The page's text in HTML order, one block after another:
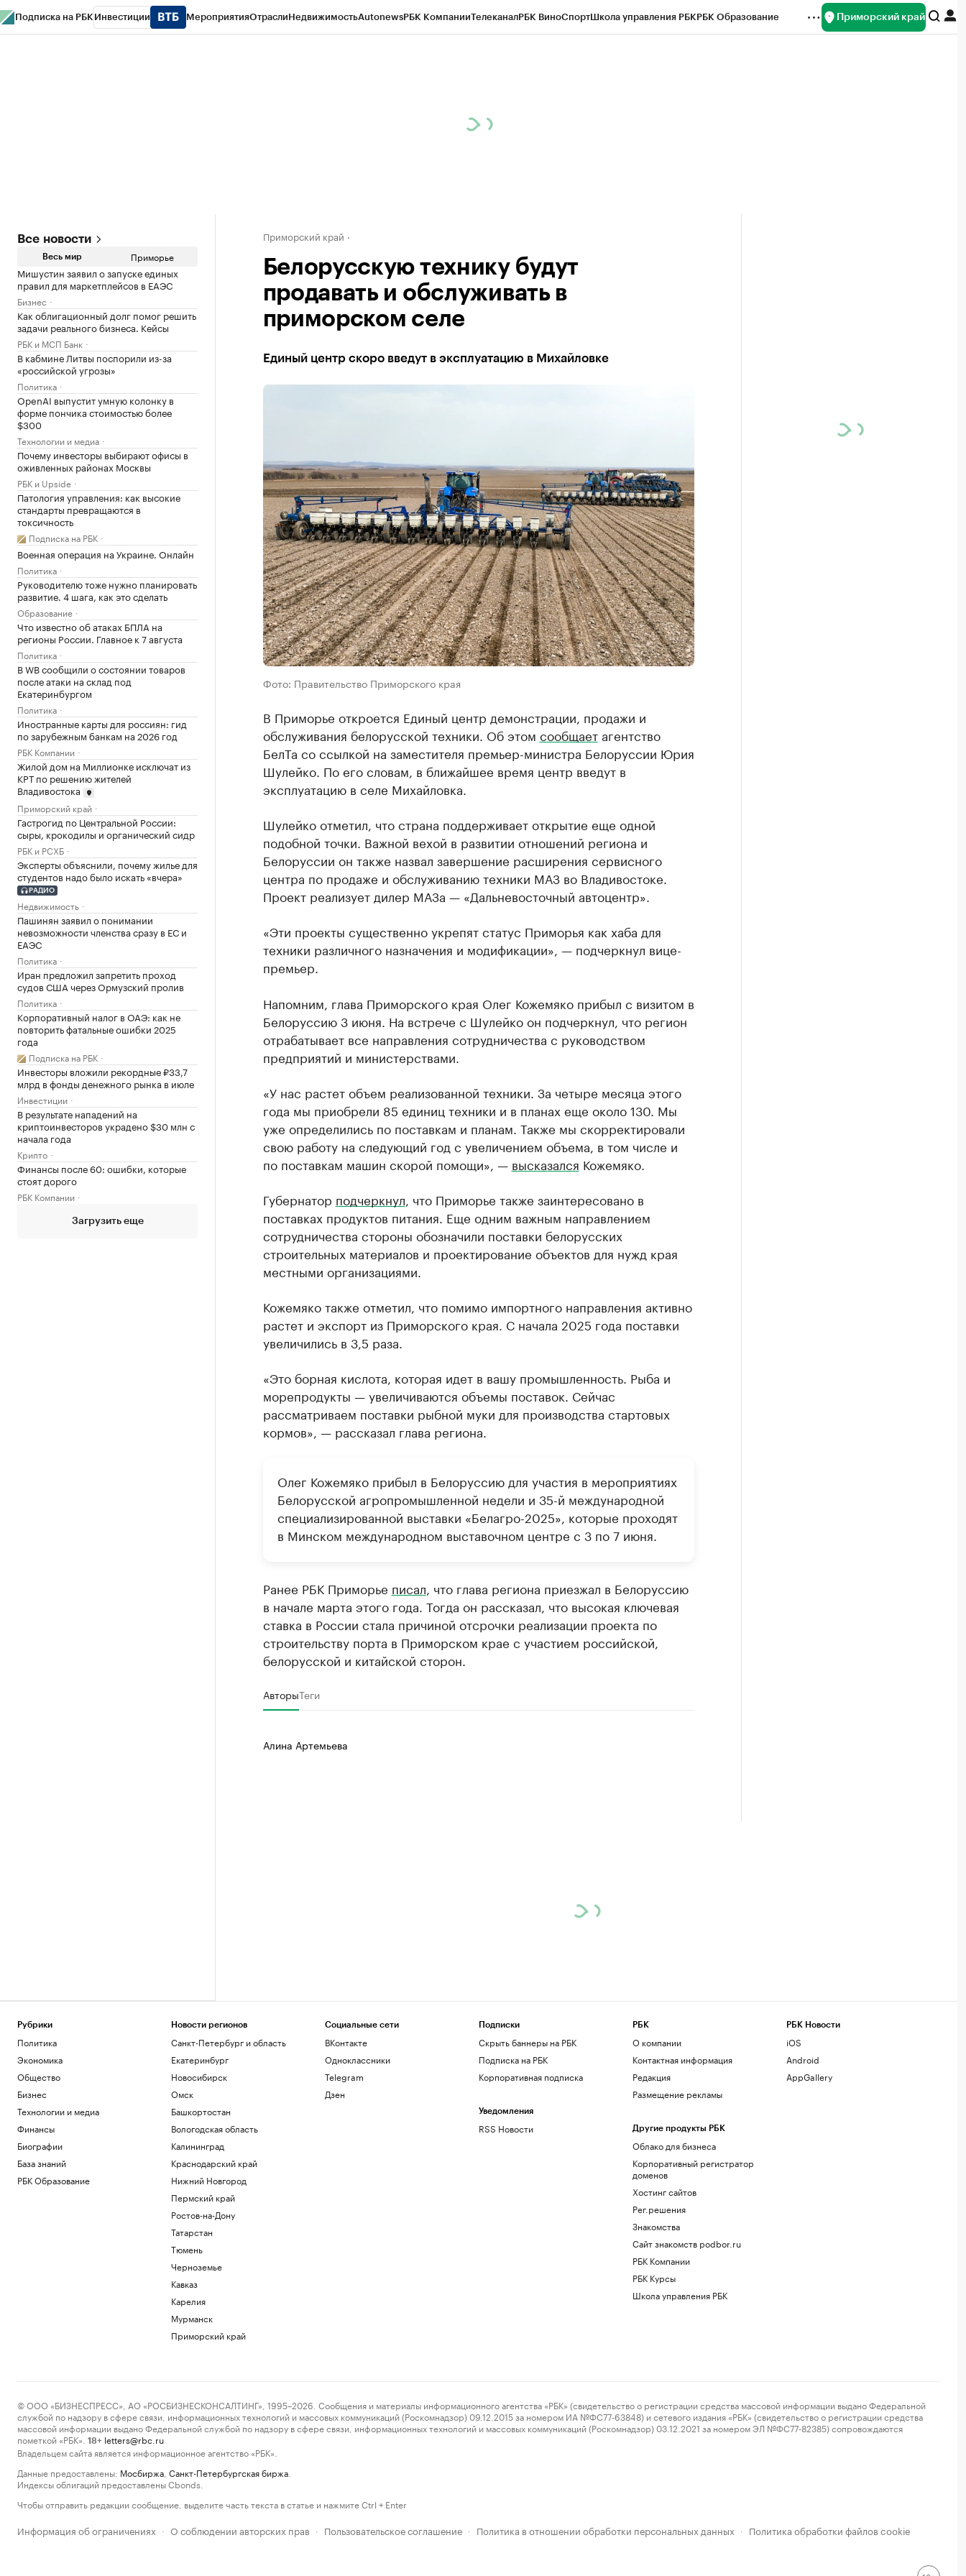
Подписка на РБК Инвестиции МероприятияОтраслиНедвижимостьAutonewsРБК КомпанииТелеканалРБК ВиноСпортШкола управления РБКРБК Образование Приморский край
Все новости
Весь мир Приморье
Мишустин заявил о запуске единых
правил для маркетплейсов в ЕАЭС
Бизнес
Как облигационный долг помог решить
задачи реального бизнеса. Кейсы
РБК и МСП Банк
В кабмине Литвы поспорили из-за
«российской угрозы»
Политика
OpenAI выпустит умную колонку в
форме пончика стоимостью более
$300
Технологии и медиа
Почему инвесторы выбирают офисы в
оживленных районах Москвы
РБК и Upside
Патология управления: как высокие
стандарты превращаются в
токсичность
Подписка на РБК
Военная операция на Украине. Онлайн
Политика
Руководителю тоже нужно планировать
развитие. 4 шага, как это сделать
Образование
Что известно об атаках БПЛА на
регионы России. Главное к 7 августа
Политика
В WB сообщили о состоянии товаров
после атаки на склад под
Екатеринбургом
Политика
Иностранные карты для россиян: гид
по зарубежным банкам на 2026 год
РБК Компании
Жилой дом на Миллионке исключат из
КРТ по решению жителей
Владивостока
Приморский край
Гастрогид по Центральной России:
сыры, крокодилы и органический сидр
РБК и РСХБ
Эксперты объяснили, почему жилье для
студентов надо было искать «вчера»
РАДИО
Недвижимость
Пашинян заявил о понимании
невозможности членства сразу в ЕС и
ЕАЭС
Политика
Иран предложил запретить проход
судов США через Ормузский пролив
Политика
Корпоративный налог в ОАЭ: как не
повторить фатальные ошибки 2025
года
Подписка на РБК
Инвесторы вложили рекордные ₽33,7
млрд в фонды денежного рынка в июле
Инвестиции
В результате нападений на
криптоинвесторов украдено $30 млн с
начала года
Крипто
Финансы после 60: ошибки, которые
стоят дорого
РБК Компании
Загрузить еще
Приморский край
Белорусскую технику будут
продавать и обслуживать в
приморском селе
Единый центр скоро введут в эксплуатацию в Михайловке
Фото: Правительство Приморского края
В Приморье откроется Единый центр демонстрации, продажи и
обслуживания белорусской техники. Об этом сообщаетагентство
БелТа со ссылкой на заместителя премьер-министра Белоруссии Юрия
Шулейко. По его словам, в ближайшее время центр введут в
эксплуатацию в селе Михайловка.
Шулейко отметил, что страна поддерживает открытие еще одной
подобной точки. Важной вехой в развитии отношений региона и
Белоруссии он также назвал завершение расширения сервисного
центра по продаже и обслуживанию техники МАЗ во Владивостоке.
Проект реализует дилер МАЗа — «Дальневосточный автоцентр».
«Эти проекты существенно укрепят статус Приморья как хаба для
техники различного назначения и модификации», — подчеркнул вице-
премьер.
Напомним, глава Приморского края Олег Кожемяко прибыл с визитом в
Белоруссию 3 июня. На встрече с Шулейко он подчеркнул, что регион
отрабатывает все направления сотрудничества с руководством
предприятий и министерствами.
«У нас растет объем реализованной техники. За четыре месяца этого
года мы приобрели 85 единиц техники и в планах еще около 130. Мы
уже определились по поставкам и планам. Также мы скорректировали
свою работу на следующий год с увеличением объема, в том числе и
по поставкам машин скорой помощи», — высказался Кожемяко.
Губернатор подчеркнул , что Приморье также заинтересовано в
поставках продуктов питания. Еще одним важным направлением
сотрудничества стороны обозначили поставки белорусских
строительных материалов и проектирование объектов для нужд края
местными организациями.
Кожемяко также отметил, что помимо импортного направления активно
растет и экспорт из Приморского края. С начала 2025 года поставки
увеличились в 3,5 раза.
«Это борная кислота, которая идет в вашу промышленность. Рыба и
морепродукты — увеличиваются объемы поставок. Сейчас
рассматриваем поставки рыбной муки для производства стартовых
кормов», — рассказал глава региона.
Олег Кожемяко прибыл в Белоруссию для участия в мероприятиях
Белорусской агропромышленной недели и 35-й международной
специализированной выставки «Белагро-2025», которые проходят
в Минском международном выставочном центре с 3 по 7 июня.
Ранее РБК Приморье писал , что глава региона приезжал в Белоруссию
в начале марта этого года. Тогда он рассказал, что высокая ключевая
ставка в России стала причиной отсрочки реализации проекта по
строительству порта в Приморском крае с участием российской,
белорусской и китайской сторон.
АвторыТеги
Алина Артемьева
Рубрики
Политика
Экономика
Общество
Бизнес
Технологии и медиа
Финансы
Биографии
База знаний
РБК Образование
Новости регионов
Санкт-Петербург и область
Екатеринбург
Новосибирск
Омск
Башкортостан
Вологодская область
Калининград
Краснодарский край
Нижний Новгород
Пермский край
Ростов-на-Дону
Татарстан
Тюмень
Черноземье
Кавказ
Карелия
Мурманск
Приморский край
Социальные сети
ВКонтакте
Одноклассники
Telegram
Дзен
Подписки
Скрыть баннеры на РБК
Подписка на РБК
Корпоративная подписка
Уведомления
RSS Новости
РБК
О компании
Контактная информация
Редакция
Размещение рекламы
Другие продукты РБК
Облако для бизнеса
Корпоративный регистратор
доменов
Хостинг сайтов
Рег.решения
Знакомства
Сайт знакомств podbor.ru
РБК Компании
РБК Курсы
Школа управления РБК
РБК Новости
iOS
Android
AppGallery
© ООО «БИЗНЕСПРЕСС», АО «РОСБИЗНЕСКОНСАЛТИНГ», 1995–2026. Сообщения и материалы информационного агентства «РБК» (свидетельство о регистрации средства массовой информации выдано Федеральной
службой по надзору в сфере связи, информационных технологий и массовых коммуникаций (Роскомнадзор) 09.12.2015 за номером ИА №ФС77-63848) и сетевого издания «РБК» (свидетельство о регистрации средства
массовой информации выдано Федеральной службой по надзору в сфере связи, информационных технологий и массовых коммуникаций (Роскомнадзор) 03.12.2021 за номером ЭЛ №ФС77-82385) сопровождаются
пометкой «РБК».
18+ letters@rbc.ru
Владельцем сайта является информационное агентство «РБК».
Данные предоставлены: Мосбиржа Санкт-Петербургская биржа
Индексы облигаций предоставлены Cbonds.
Чтобы отправить редакции сообщение, выделите часть текста в статье и нажмите Ctrl + Enter
Информация об ограничениях · О соблюдении авторских прав · Пользовательское соглашение · Политика в отношении обработки персональных данных · Политика обработки файлов cookie